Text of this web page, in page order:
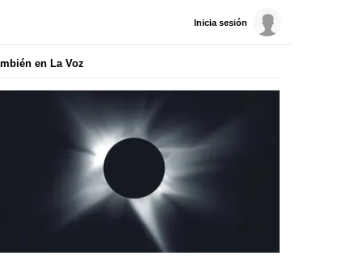
Inicia sesión
en La Voz